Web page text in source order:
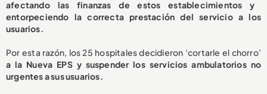
afectando las finanzas de estos establecimientos y
entorpeciendo la correcta prestación del servicio a los
usuarios.
Por esta razón, los 25 hospitales decidieron ‘cortarle el chorro’
a la Nueva EPS y suspender los servicios ambulatorios no
urgentes a sus usuarios.